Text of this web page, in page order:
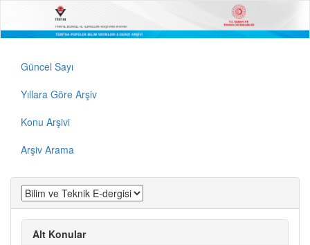
Güncel Sayı
Yıllara Göre Arşiv
Konu Arşivi
Arşiv Arama
Alt Konular